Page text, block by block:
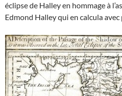
éclipse de Halley en hommage à
Edmond Halley qui en calcula